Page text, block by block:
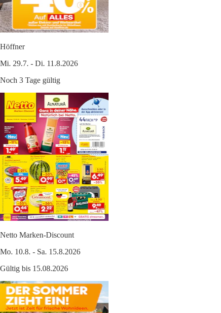
Höffner
Mi. 29.7. - Di. 11.8.2026
Noch 3 Tage gültig
Netto Marken-Discount
Mo. 10.8. - Sa. 15.8.2026
Gültig bis 15.08.2026